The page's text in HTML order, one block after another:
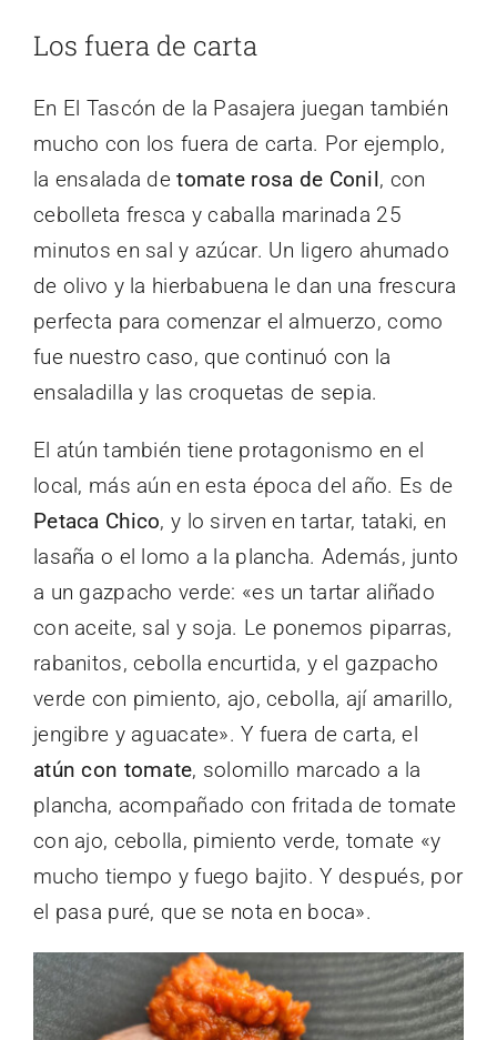
Los fuera de carta
En El Tascón de la Pasajera juegan también
mucho con los fuera de carta. Por ejemplo,
la ensalada detomate rosa de Conil, con
cebolleta fresca y caballa marinada 25
minutos en sal y azúcar. Un ligero ahumado
de olivo y la hierbabuena le dan una frescura
perfecta para comenzar el almuerzo, como
fue nuestro caso, que continuó con la
ensaladilla y las croquetas de sepia.
El atún también tiene protagonismo en el
local, más aún en esta época del año. Es de
Petaca Chico, y lo sirven en tartar, tataki, en
lasaña o el lomo a la plancha. Además, junto
a un gazpacho verde: «es un tartar aliñado
con aceite, sal y soja. Le ponemos piparras,
rabanitos, cebolla encurtida, y el gazpacho
verde con pimiento, ajo, cebolla, ají amarillo,
jengibre y aguacate». Y fuera de carta, el
atún con tomate, solomillo marcado a la
plancha, acompañado con fritada de tomate
con ajo, cebolla, pimiento verde, tomate «y
mucho tiempo y fuego bajito. Y después, por
el pasa puré, que se nota en boca».